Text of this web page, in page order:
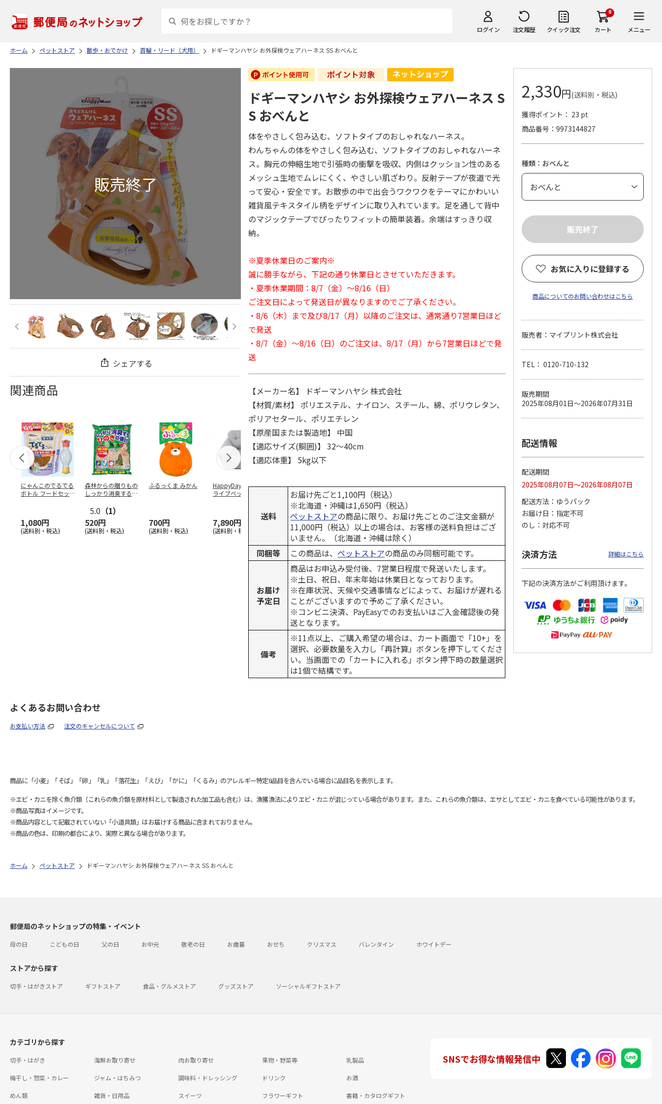
ログイン 注文履歴 クイック注文
0
カート メニュー
ホーム ペットストア 散歩・おでかけ 首輪・リード（犬用） ドギーマンハヤシ お外探検ウェアハーネス SS おべんと
シェアする
関連商品
にゃんこのでるでる
ボトル フードセッ
1,080円
(送料別・税込)
森林からの贈りもの
しっかり消臭するひ
5.0 （1）
520円
(送料別・税込)
ふるっくま みかん
700円
(送料別・税込)
HappyDays 2wayド
ライブベッド グレ
7,890円
(送料別・税込)
獣医師開発 ニオイ
をとる砂専用 猫ト
イレ ナチュラルグ
1,550円
(送料別・税込)
デオトイレ 飛び散
らない消臭・抗菌サ
ンド 4L
1,320円
(送料別・税込)
無添加良品 カムカ
ぐるぐるボーン型 S
…
470円
(送料別・税込)
銀のスプーン パウ
120円
(送料別・税込)
ペット線香 虹のか
ローラルの香り
590円
(送料別・税込)
CIAO 香り立つクラ
ドギーマンハヤシ お外探検ウェアハーネス S
S おべんと
体をやさしく包み込む、ソフトタイプのおしゃれなハーネス。
わんちゃんの体をやさしく包み込む、ソフトタイプのおしゃれなハーネ
ス。胸元の伸縮生地で引張時の衝撃を吸収、内側はクッション性のある
メッシュ生地でムレにくく、やさしい肌ざわり。反射テープが夜道で光
って安心・安全です。お散歩の中で出会うワクワクをテーマにかわいい
雑貨風テキスタイル柄をデザインに取り入れています。足を通して背中
のマジックテープでぴったりフィットの簡単装着。余端はすっきり収
納。
※夏季休業日のご案内※
誠に勝手ながら、下記の通り休業日とさせていただきます。
・夏季休業期間：8/7（金）～8/16（日）
ご注文日によって発送日が異なりますのでご了承ください。
・8/6（木）まで及び8/17（月）以降のご注文は、通常通り7営業日ほど
で発送
・8/7（金）～8/16（日）のご注文は、8/17（月）から7営業日ほどで発
送
【メーカー名】 ドギーマンハヤシ 株式会社
【材質/素材】 ポリエステル、ナイロン、スチール、綿、ポリウレタン、
ポリアセタール、ポリエチレン
【原産国または製造地】 中国
【適応サイズ(胴囲)】 32～40cm
【適応体重】 5kg以下
送料
お届け先ごと1,100円（税込）
※北海道・沖縄は1,650円（税込）
ペットストアの商品に限り、お届け先ごとのご注文金額が
11,000円（税込）以上の場合は、お客様の送料負担はござ
いません。（北海道・沖縄は除く）
同梱等
この商品は、ペットストアの商品のみ同梱可能です。
お届け
予定日
商品はお申込み受付後、7営業日程度で発送いたします。
※土日、祝日、年末年始は休業日となっております。
※在庫状況、天候や交通事情などによって、お届けが遅れる
ことがございますので予めご了承ください。
※コンビニ決済、PayEasyでのお支払いはご入金確認後の発
送となります。
備考
※11点以上、ご購入希望の場合は、カート画面で「10+」を
選択、必要数量を入力し「再計算」ボタンを押下してくださ
い。当画面での「カートに入れる」ボタン押下時の数量選択
は1個で結構です。
2,330円(送料別・税込)
獲得ポイント： 23 pt
商品番号
9973144827
種類：おべんと
お気に入りに登録する
商品についてのお問い合わせはこちら
販売者：マイプリント株式会社
TEL： 0120-710-132
販売期間
2025年08月01日～2026年07月31日
配送情報
配送期間
2025年08月07日～2026年08月07日
配送方法
ゆうパック
お届け日
指定不可
のし
対応不可
決済方法 詳細はこちら
下記の決済方法がご利用頂けます。
よくあるお問い合わせ
お支払い方法 注文のキャンセルについて
商品に「小麦」「そば」「卵」「乳」「落花生」「えび」「かに」「くるみ」のアレルギー特定8品目を含んでいる場合に品目名を表示します。
※エビ・カニを除く魚介類（これらの魚介類を原材料として製造された加工品も含む）は、漁獲漁法によりエビ・カニが混じっている場合があります。また、これらの魚介類は、エサとしてエビ・カニを食べている可能性があります。
※商品写真はイメージです。
※商品内容として記載されていない「小道具類」はお届けする商品に含まれておりません。
※商品の色は、印刷の都合により、実際と異なる場合があります。
ホーム ペットストア ドギーマンハヤシ お外探検ウェアハーネス SS おべんと
郵便局のネットショップの特集・イベント
母の日 こどもの日 父の日 お中元 敬老の日 お歳暮 おせち クリスマス バレンタイン ホワイトデー
ストアから探す
切手・はがきストア ギフトストア 食品・グルメストア グッズストア ソーシャルギフトストア
カテゴリから探す
切手・はがき 海鮮お取り寄せ 肉お取り寄せ 果物・野菜等 乳製品
梅干し・惣菜・カレー ジャム・はちみつ 調味料・ドレッシング ドリンク お酒
めん類 雑貨・日用品 スイーツ フラワーギフト 書籍・カタログギフト
SNSでお得な情報発信中